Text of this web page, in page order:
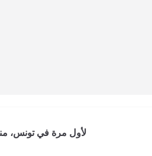
لأول مرة في تونس،